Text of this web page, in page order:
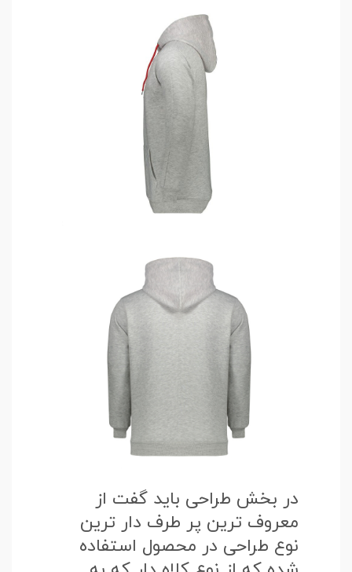
در بخش طراحی باید گفت از
معروف ترین پر طرف دار ترین
نوع طراحی در محصول استفاده